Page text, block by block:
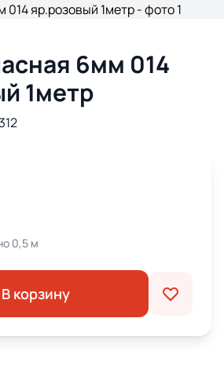
6мм 014
1метр
0,5 м
В корзину